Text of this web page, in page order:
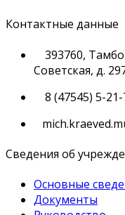
Контактные данные
393760,
Советская, д.
8 (47545) 5-
Сведения об
Основные
Документы